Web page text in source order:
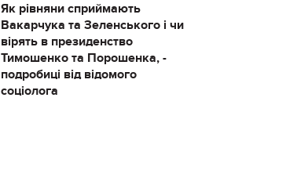
Як рівняни сприймають
Вакарчука та Зеленського і чи
вірять в президенство
Тимошенко та Порошенка, -
подробиці від відомого
соціолога